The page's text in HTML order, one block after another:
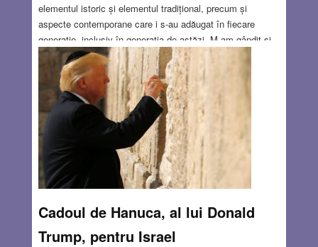
elementul istoric și elementul tradițional, precum și
aspecte contemporane care i s-au adăugat în fiecare
generație, inclusiv în generația de astăzi. M-am gândit și
la aspectul liturgic, la rugăciunea specială de Hanuca, la
tradiția aprinderii lumânărelelor, la un cântec de Hanuca
păstrat dealungul generațiilor, la ideea luminii in iudaism
comparativ cu aceeasi idee în alte culturi și religii.
more…
DEC 12, 2017 2 COMMENTS
Cadoul de Hanuca, al lui Donald
Trump, pentru Israel